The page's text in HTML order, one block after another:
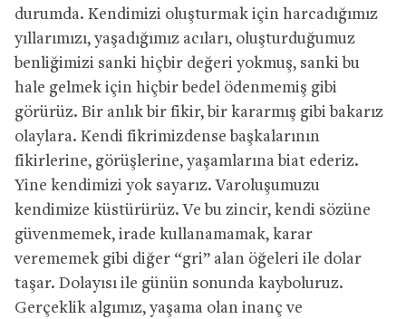
durumda. Kendimizi oluşturmak için harcadığımız
yıllarımızı, yaşadığımız acıları, oluşturduğumuz
benliğimizi sanki hiçbir değeri yokmuş, sanki bu
hale gelmek için hiçbir bedel ödenmemiş gibi
görürüz. Bir anlık bir fikir, bir kararmış gibi bakarız
olaylara. Kendi fikrimizdense başkalarının
fikirlerine, görüşlerine, yaşamlarına biat ederiz.
Yine kendimizi yok sayarız. Varoluşumuzu
kendimize küstürürüz. Ve bu zincir, kendi sözüne
güvenmemek, irade kullanamamak, karar
verememek gibi diğer “gri” alan öğeleri ile dolar
taşar. Dolayısı ile günün sonunda kayboluruz.
Gerçeklik algımız, yaşama olan inanç ve